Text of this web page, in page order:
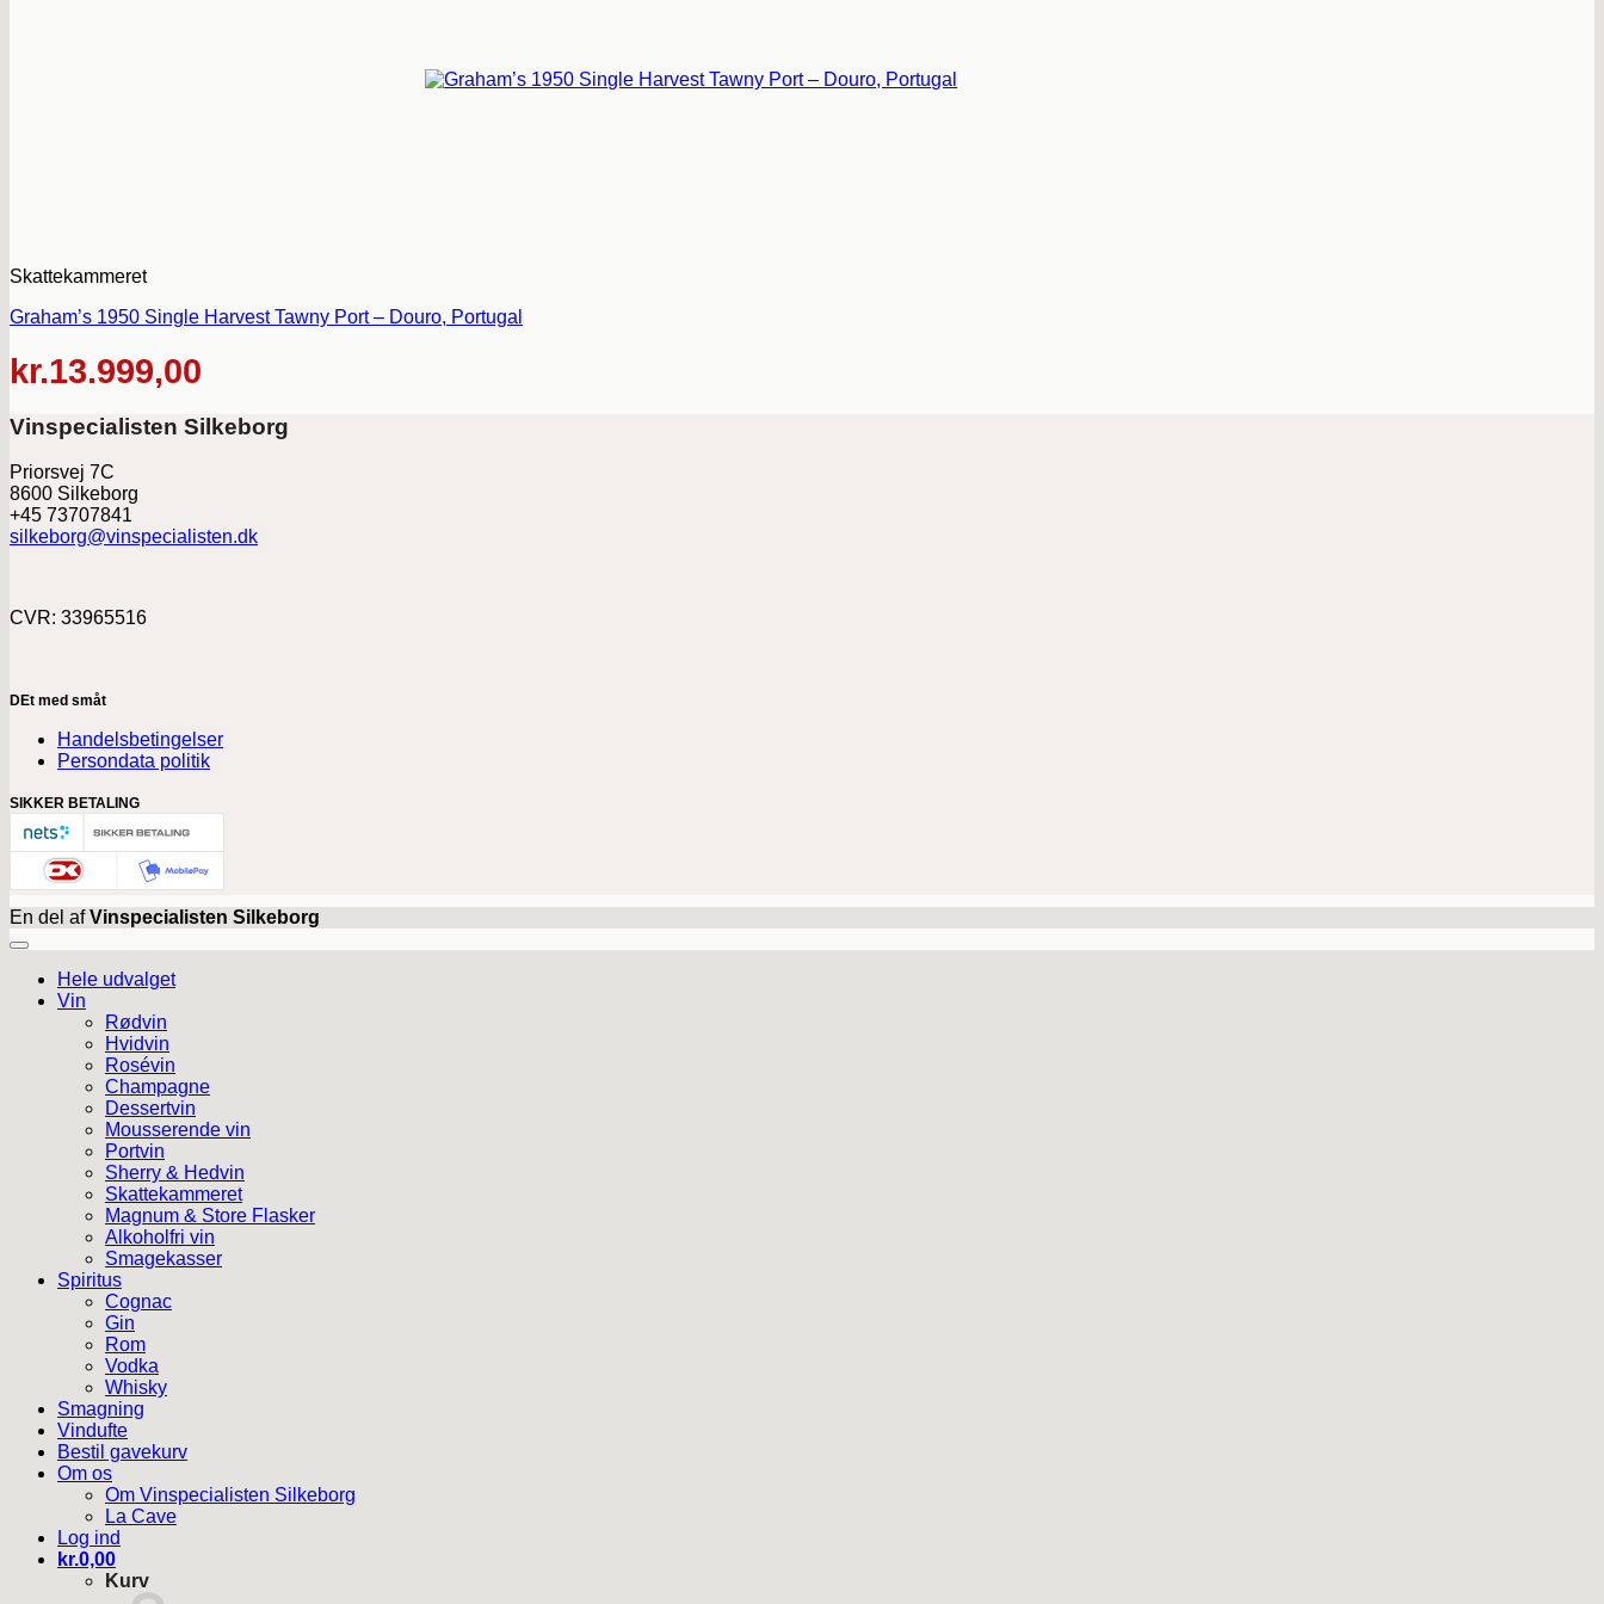
Skattekammeret
Graham’s 1950 Single Harvest Tawny Port – Douro, Portugal
kr.13.999,00
Vinspecialisten Silkeborg
Priorsvej 7C
8600 Silkeborg
+45 73707841
silkeborg@vinspecialisten.dk
CVR: 33965516
DEt med småt
Handelsbetingelser
Persondata politik
SIKKER BETALING
En del afVinspecialisten Silkeborg
Hele udvalget
Vin
Rødvin
Hvidvin
Rosévin
Champagne
Dessertvin
Mousserende vin
Portvin
Sherry & Hedvin
Skattekammeret
Magnum & Store Flasker
Alkoholfri vin
Smagekasser
Spiritus
Cognac
Gin
Rom
Vodka
Whisky
Smagning
Vindufte
Bestil gavekurv
Om os
Om Vinspecialisten Silkeborg
La Cave
Log ind
kr.0,00
Kurv